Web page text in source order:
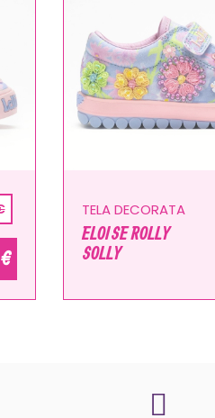
TELA DECORATA
ELOISE ROLLY
SOLLY